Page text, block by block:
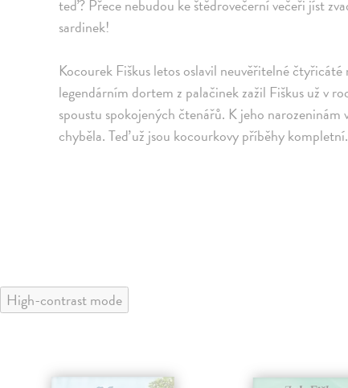
teď? Přece nebudou ke štědrovečerní večeři jíst
sardinek!
Kocourek Fiškus letos oslavil neuvěřitelné
legendárním dortem z palačinek zažil Fiškus už v
spoustu spokojených čtenářů. K jeho
chyběla. Teď už jsou kocourkovy příběhy
High-contrast mode